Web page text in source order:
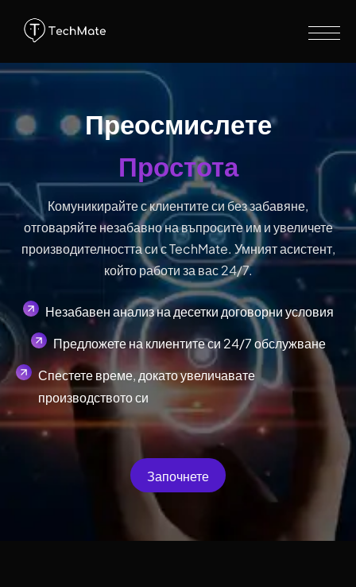
Преосмислете
Простота
Комуникирайте с клиентите си без забавяне,
отговаряйте незабавно на въпросите им и увеличете
производителността си с TechMate. Умният асистент,
който работи за вас 24/7.
Незабавен анализ на десетки договорни условия
Предложете на клиентите си 24/7 обслужване
Спестете време, докато увеличавате
производството си
Започнете